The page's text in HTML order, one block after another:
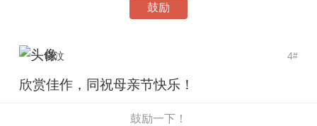
鼓励
4#
晓汶
欣赏佳作，同祝母亲节快乐！
鼓励一下！